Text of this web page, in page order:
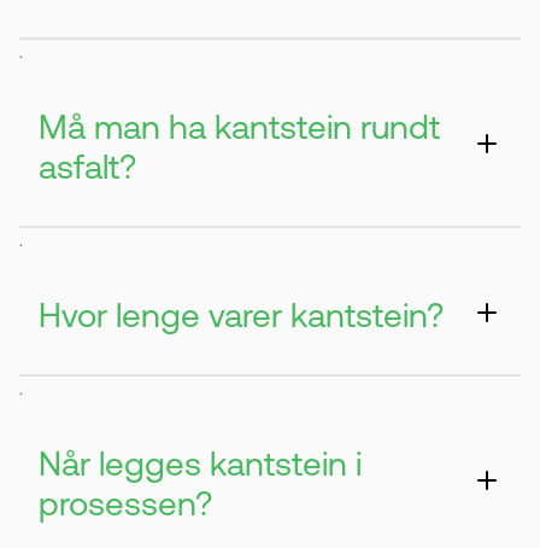
Den brukes til å lage overganger og
.
Må man ha kantstein rundt
asfalt?
Nei, men det gir et mye penere resultat.
.
Hvor lenge varer kantstein?
Den kan vare i mange år uten problemer.
.
Når legges kantstein i
prosessen?